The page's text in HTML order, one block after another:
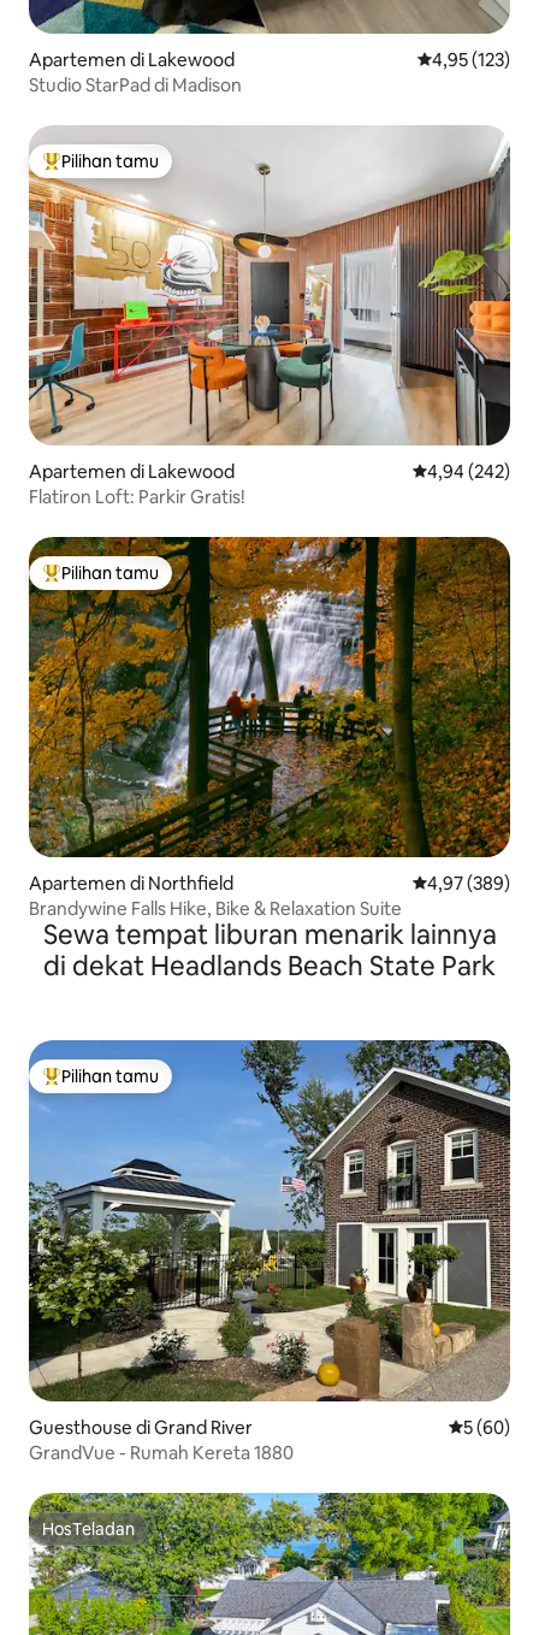
Apartemen di Lakewood Nilai rata-rata
4,95 (123)
Studio StarPad di Madison
Pilihan tamu terpopuler
Pilihan tamu
Apartemen di Lakewood Nilai rata-rata
4,94 (242)
Flatiron Loft: Parkir Gratis!
Pilihan tamu terpopuler
Pilihan tamu
Apartemen di Northfield Nilai rata-rata
4,97 (389)
Brandywine Falls Hike, Bike & Relaxation Suite
Sewa tempat liburan menarik lainnya
di dekat Headlands Beach State Park
Pilihan tamu terpopuler
Pilihan tamu
Guesthouse di Grand River Nilai rata-
5 (60)
GrandVue - Rumah Kereta 1880
HosTeladan
HosTeladan